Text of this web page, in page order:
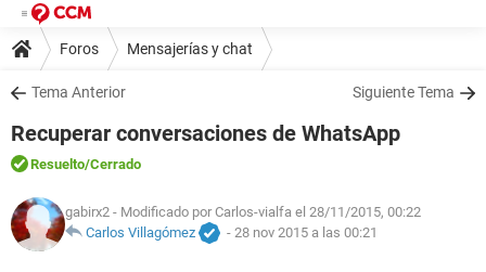
Foros Mensajerías y chat
Tema Anterior Siguiente Tema
Recuperar conversaciones de WhatsApp
Resuelto/Cerrado
gabirx2 - Modificado por Carlos-vialfa el 28/11/2015, 00:22
Carlos Villagómez
- 28 nov 2015 a las 00:21